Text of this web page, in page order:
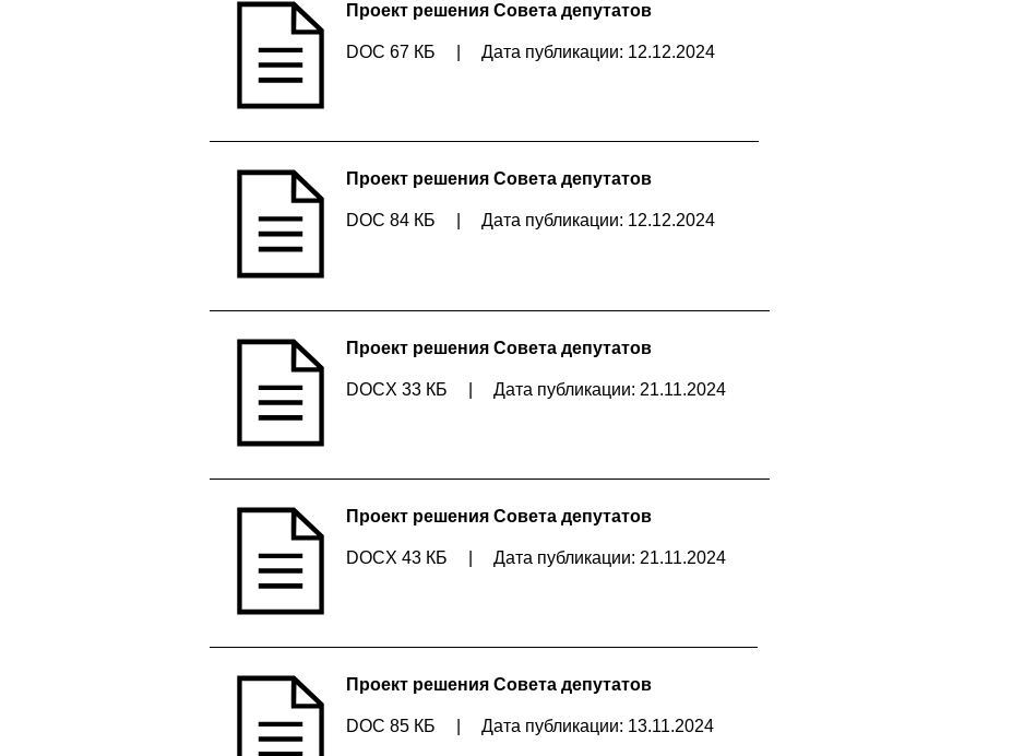
Проект решения Совета депутатов
DOC 67 КБ Дата публикации: 12.12.2024
Проект решения Совета депутатов
DOC 84 КБ Дата публикации: 12.12.2024
Проект решения Совета депутатов
DOCX 33 КБ Дата публикации: 21.11.2024
Проект решения Совета депутатов
DOCX 43 КБ Дата публикации: 21.11.2024
Проект решения Совета депутатов
DOC 85 КБ Дата публикации: 13.11.2024